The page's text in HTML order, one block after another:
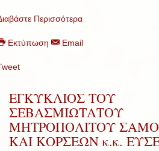
Περισσότερα
Εκτύπωση Email
ΕΓΚΥΚΛΙΟΣ ΤΟΥ
ΣΕΒΑΣΜΙΩΤΑΤΟΥ
ΜΗΤΡΟΠΟΛΙΤΟΥ
ΚΑΙ ΚΟΡΣΕΩΝ κ.κ.